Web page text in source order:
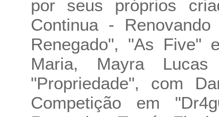
por seus próprios
Continua -
Renegado", "As Five"
Maria, Mayra
"Propriedade", com
Competição em